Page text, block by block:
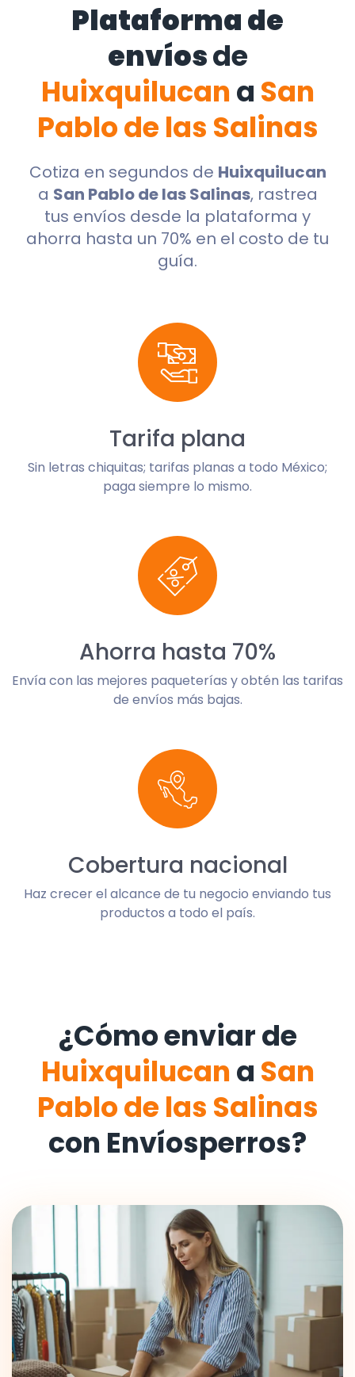
Plataforma de
envíosde
Huixquilucan a San
Pablo de las Salinas
Cotiza en segundos de Huixquilucan
a San Pablo de las Salinas, rastrea
tus envíos desde la plataforma y
ahorra hasta un 70% en el costo de tu
guía.
Tarifa plana
Sin letras chiquitas; tarifas planas a todo México;
paga siempre lo mismo.
Ahorra hasta 70%
Envía con las mejores paqueterías y obtén las tarifas
de envíos más bajas.
Cobertura nacional
Haz crecer el alcance de tu negocio enviando tus
productos a todo el país.
¿Cómo enviar de
Huixquilucan a San
Pablo de las Salinas
con Envíosperros?